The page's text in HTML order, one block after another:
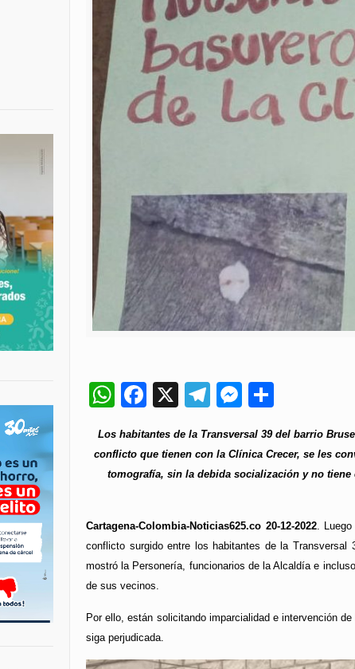
WhatsApp
Facebook
X Telegram
Messenger
Los habitantes de la Transversal 39 del barrio
conflicto que tienen con la Clínica Crecer, se les
tomografía, sin la debida socialización y no tiene
Cartagena-Colombia-Noticias625.co 20-12-2022.
conflicto surgido entre los habitantes de la
mostró la Personería, funcionarios de la Alcaldía e
de sus vecinos.
Por ello, están solicitando imparcialidad e intervención
siga perjudicada.